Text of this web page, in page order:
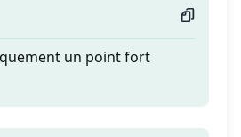
un point fort